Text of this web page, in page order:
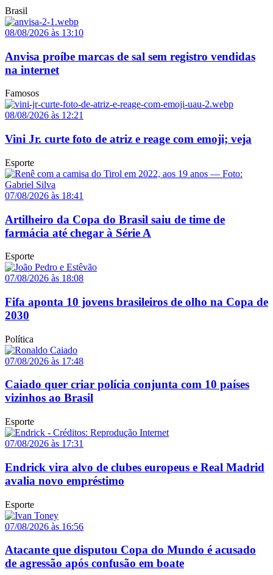
Brasil
08/08/2026 às 13:10
Anvisa proíbe marcas de sal sem registro vendidas
na internet
Famosos
08/08/2026 às 12:21
Vini Jr. curte foto de atriz e reage com emoji; veja
Esporte
07/08/2026 às 18:41
Artilheiro da Copa do Brasil saiu de time de
farmácia até chegar à Série A
Esporte
07/08/2026 às 18:08
Fifa aponta 10 jovens brasileiros de olho na Copa de
2030
Política
07/08/2026 às 17:48
Caiado quer criar polícia conjunta com 10 países
vizinhos ao Brasil
Esporte
07/08/2026 às 17:31
Endrick vira alvo de clubes europeus e Real Madrid
avalia novo empréstimo
Esporte
07/08/2026 às 16:56
Atacante que disputou Copa do Mundo é acusado
de agressão após confusão em boate